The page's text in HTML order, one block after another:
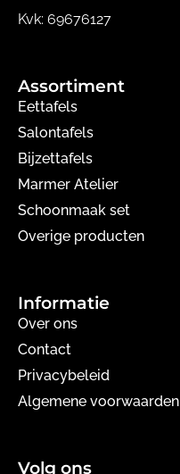
Kvk: 69676127
Assortiment
Eettafels
Salontafels
Bijzettafels
Marmer Atelier
Schoonmaak set
Overige producten
Informatie
Over ons
Contact
Privacybeleid
Algemene voorwaarden
Volg ons